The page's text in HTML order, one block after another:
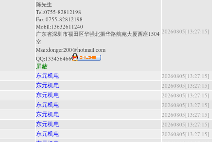
陈先生
Tel:0755-82812198
Fax:0755-82812198
Mobil:13632611240
广东省深圳市福田区华强北振华路航苑大厦西座1504
室
Msn:donger200@hotmail.com
QQ: 133456466
屏蔽
20260805[13:27:15]
东元机电 20260805[13:27:15]
东元机电 20260805[13:27:15]
东元机电 20260805[13:27:15]
东元机电 20260805[13:27:15]
东元机电 20260805[13:27:15]
东元机电 20260805[13:27:15]
东元机电 20260805[13:27:15]